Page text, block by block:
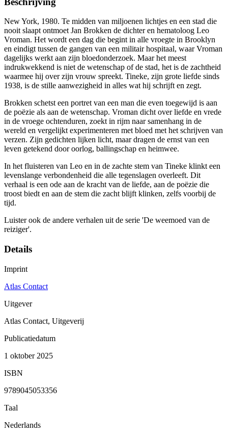
New York, 1980. Te midden van miljoenen lichtjes en een stad die
nooit slaapt ontmoet Jan Brokken de dichter en hematoloog Leo
Vroman. Het wordt een dag die begint in alle vroegte in Brooklyn
en eindigt tussen de gangen van een militair hospitaal, waar Vroman
dagelijks werkt aan zijn bloedonderzoek. Maar het meest
indrukwekkend is niet de wetenschap of de stad, het is de zachtheid
waarmee hij over zijn vrouw spreekt. Tineke, zijn grote liefde sinds
1938, is de stille aanwezigheid in alles wat hij schrijft en zegt.
Brokken schetst een portret van een man die even toegewijd is aan
de poëzie als aan de wetenschap. Vroman dicht over liefde en vrede
in de vroege ochtenduren, zoekt in rijm naar samenhang in de
wereld en vergelijkt experimenteren met bloed met het schrijven van
verzen. Zijn gedichten lijken licht, maar dragen de ernst van een
leven getekend door oorlog, ballingschap en heimwee.
In het fluisteren van Leo en in de zachte stem van Tineke klinkt een
levenslange verbondenheid die alle tegenslagen overleeft. Dit
verhaal is een ode aan de kracht van de liefde, aan de poëzie die
troost biedt en aan de stem die zacht blijft klinken, zelfs voorbij de
tijd.
Luister ook de andere verhalen uit de serie 'De weemoed van de
reiziger'.
Details
Imprint
Atlas Contact
Uitgever
Atlas Contact, Uitgeverij
Publicatiedatum
1 oktober 2025
ISBN
9789045053356
Taal
Nederlands